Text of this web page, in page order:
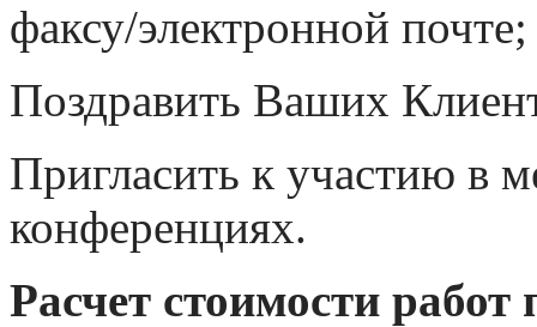
факсу/электронной почте;
Поздравить Ваших
Пригласить к участию в
конференциях.
Расчет стоимости работ